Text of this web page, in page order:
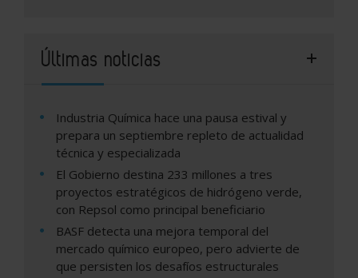
Últimas noticias
Industria Química hace una pausa estival y
prepara un septiembre repleto de actualidad
técnica y especializada
El Gobierno destina 233 millones a tres
proyectos estratégicos de hidrógeno verde,
con Repsol como principal beneficiario
BASF detecta una mejora temporal del
mercado químico europeo, pero advierte de
que persisten los desafíos estructurales